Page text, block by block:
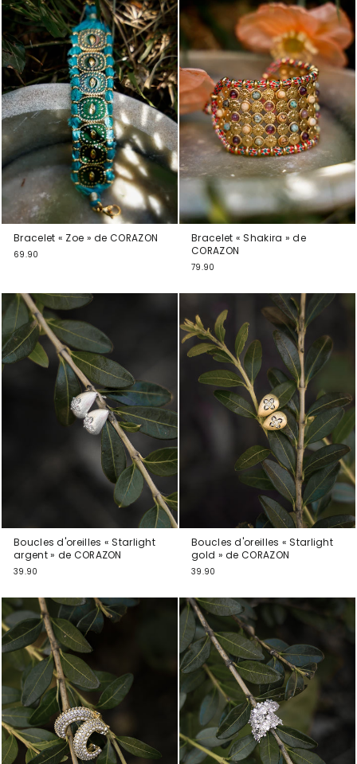
Bracelet « Zoe » de CORAZON
69.90
Bracelet « Shakira » de
CORAZON
79.90
Boucles d'oreilles « Starlight
argent » de CORAZON
39.90
Boucles d'oreilles « Starlight
gold » de CORAZON
39.90